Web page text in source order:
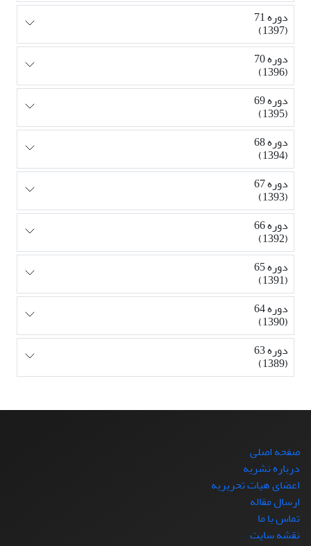
دوره 71
(1397)
دوره 70
(1396)
دوره 69
(1395)
دوره 68
(1394)
دوره 67
(1393)
دوره 66
(1392)
دوره 65
(1391)
دوره 64
(1390)
دوره 63
(1389)
صفحه اصلی
درباره نشریه
اعضای هیات تحریریه
ارسال مقاله
تماس با ما
نقشه سایت